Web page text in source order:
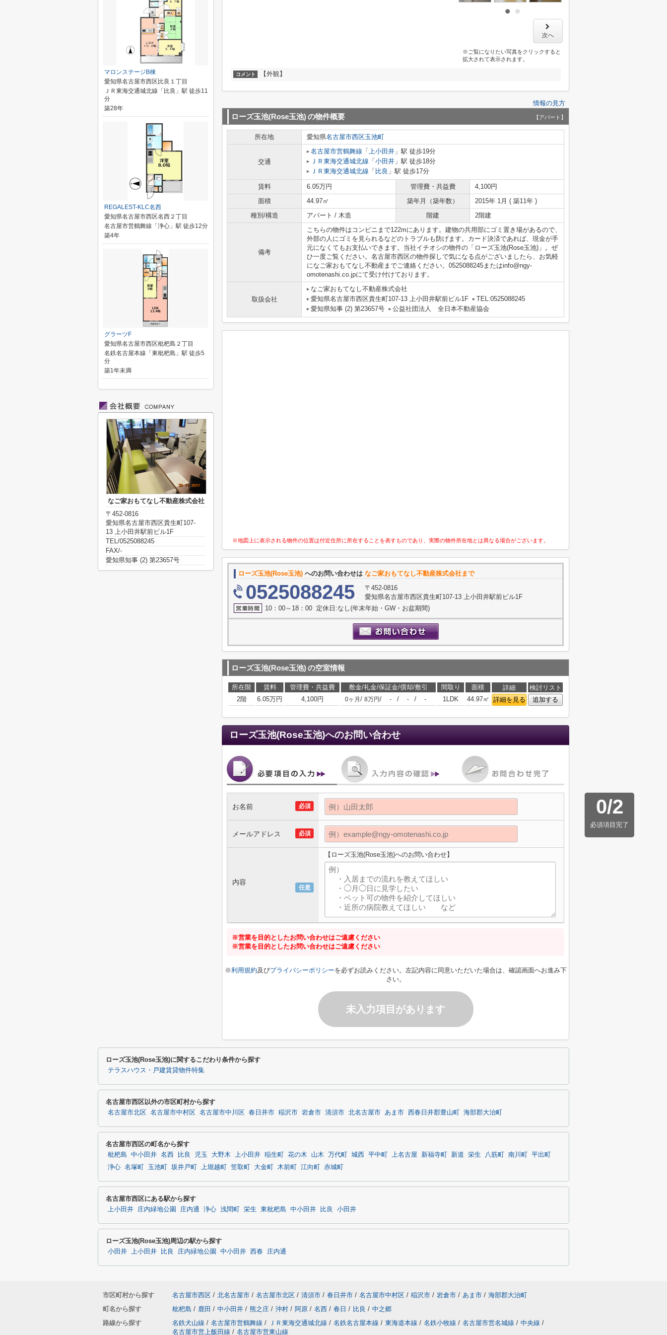
次へ
※ご覧になりたい写真をクリックすると
拡大されて表示されます。
コメント 【外観】
情報の見方
ローズ玉池(Rose玉池)の物件概要 【アパート】
所在地 愛知県名古屋市西区玉池町
交通
名古屋市営鶴舞線 「 上小田井 」駅 徒歩19分
ＪＲ東海交通城北線 「 小田井 」駅 徒歩18分
ＪＲ東海交通城北線 「 比良 」駅 徒歩17分
賃料 6.05万円 管理費・共益費
4,100円
面積
44.97㎡ 築年月（築年数）
2015年 1月 ( 築11年 )
種別/構造
アパート / 木造 階建 2階建
備考
こちらの物件はコンビニまで122mにあります。建物の共用部にゴミ置き場があるので、
外部の人にゴミを見られるなどのトラブルも防げます。カード決済であれば、現金が手
元になくてもお支払いできます。当社イチオシの物件の「ローズ玉池(Rose玉池)」。ぜ
ひ一度ご覧ください。名古屋市西区の物件探しで気になる点がございましたら、お気軽
になご家おもてなし不動産までご連絡ください。0525088245またはinfo@ngy-
omotenashi.co.jpにて受け付けております。
取扱会社
なご家おもてなし不動産株式会社
愛知県名古屋市西区貴生町107-13 上小田井駅前ビル1F
TEL:0525088245
愛知県知事 (2) 第23657号
公益社団法人 全日本不動産協会
※地図上に表示される物件の位置は付近住所に所在することを表すものであり、実際の物件所在地とは異なる場合がございます。
ローズ玉池(Rose玉池) へのお問い合わせは なご家おもてなし不動産株式会社まで
0525088245
〒452-0816
愛知県名古屋市西区貴生町107-13 上小田井駅前ビル1F
10：00～18：00 定休日:なし(年末年始・GW・お盆期間)
ローズ玉池(Rose玉池)の空室情報
所在階 賃料 管理費・共益費 敷金/礼金/保証金/償却/敷引 間取り 面積 詳細
検討リスト
2階
6.05万円 4,100円 0ヶ月 / 8万円/ - / - / - 1LDK 44.97㎡ 詳細を見る 追加する
ローズ玉池(Rose玉池)へのお問い合わせ
0/2
必須項目完了
必須
お名前
必須
メールアドレス
任意
内容
【ローズ玉池(Rose玉池)へのお問い合わせ】
※営業を目的としたお問い合わせはご遠慮ください
※営業を目的としたお問い合わせはご遠慮ください
※利用規約及びプライバシーポリシーを必ずお読みください。左記内容に同意いただいた場合は、確認画面へお進み下
さい。
未入力項目があります
マロンステージB棟
愛知県名古屋市西区比良１丁目
ＪＲ東海交通城北線「比良」駅 徒歩11
分
築28年
REGALEST-KLC名西
愛知県名古屋市西区名西２丁目
名古屋市営鶴舞線「浄心」駅 徒歩12分
築4年
グラーツF
愛知県名古屋市西区枇杷島２丁目
名鉄名古屋本線「東枇杷島」駅 徒歩5
分
築1年未満
なご家おもてなし不動産株式会社
〒452-0816
愛知県名古屋市西区貴生町107-
13 上小田井駅前ビル1F
TEL/0525088245
FAX/-
愛知県知事 (2) 第23657号
ローズ玉池(Rose玉池)に関するこだわり条件から探す
テラスハウス・戸建賃貸物件特集
名古屋市西区以外の市区町村から探す
名古屋市北区 名古屋市中村区 名古屋市中川区 春日井市 稲沢市 岩倉市 清須市 北名古屋市 あま市 西春日井郡豊山町 海部郡大治町
名古屋市西区の町名から探す
枇杷島 中小田井 名西 比良 児玉 大野木 上小田井 稲生町 花の木 山木 万代町 城西 平中町 上名古屋 新福寺町 新道 栄生 八筋町 南川町
平出町
浄心 名塚町 玉池町 坂井戸町 上堀越町 笠取町 大金町 木前町 江向町 赤城町
名古屋市西区にある駅から探す
上小田井 庄内緑地公園 庄内通 浄心 浅間町 栄生 東枇杷島 中小田井 比良 小田井
ローズ玉池(Rose玉池)周辺の駅から探す
小田井 上小田井 比良 庄内緑地公園 中小田井 西春 庄内通
市区町村から探す 名古屋市西区 / 北名古屋市 / 名古屋市北区 / 清須市 / 春日井市 / 名古屋市中村区 / 稲沢市 / 岩倉市 / あま市 / 海部郡大治町
町名から探す
枇杷島 / 鹿田 / 中小田井 / 熊之庄 / 沖村 / 阿原 / 名西 / 春日 / 比良 / 中之郷
路線から探す
名鉄犬山線 / 名古屋市営鶴舞線 / ＪＲ東海交通城北線 / 名鉄名古屋本線 / 東海道本線 / 名鉄小牧線 / 名古屋市営名城線 / 中央線 /
名古屋市営上飯田線 / 名古屋市営東山線